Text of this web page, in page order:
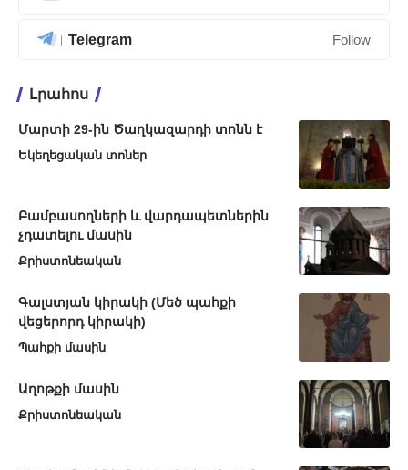
Telegram Follow
Լրահոս
Մարտի 29-ին Ծաղկազարդի տոնն է
Եկեղեցական տոներ
Բամբասողների և վարդապետներին
չդատելու մասին
Քրիստոնեական
Գալստյան կիրակի (Մեծ պահքի
վեցերորդ կիրակի)
Պահքի մասին
Աղոթքի մասին
Քրիստոնեական